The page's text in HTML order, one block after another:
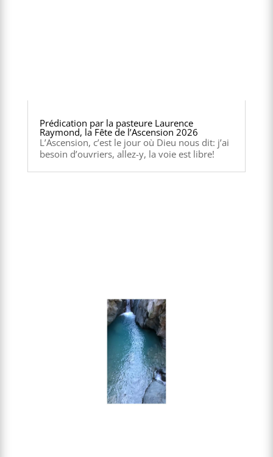
Prédication par la pasteure Laurence
Raymond, la Fête de l’Ascension 2026
L’Ascension, c’est le jour où Dieu nous dit: j’ai
besoin d’ouvriers, allez-y, la voie est libre!